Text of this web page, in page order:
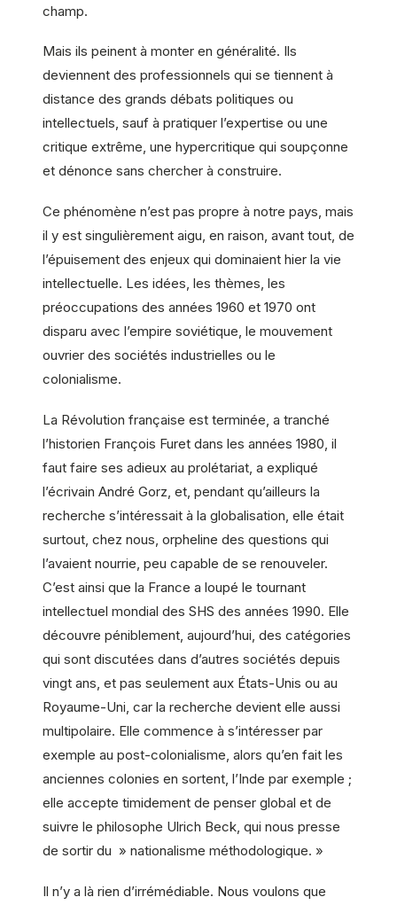
champ.
Mais ils peinent à monter en généralité. Ils
deviennent des professionnels qui se tiennent à
distance des grands débats politiques ou
intellectuels, sauf à pratiquer l’expertise ou une
critique extrême, une hypercritique qui soupçonne
et dénonce sans chercher à construire.
Ce phénomène n’est pas propre à notre pays, mais
il y est singulièrement aigu, en raison, avant tout, de
l’épuisement des enjeux qui dominaient hier la vie
intellectuelle. Les idées, les thèmes, les
préoccupations des années 1960 et 1970 ont
disparu avec l’empire soviétique, le mouvement
ouvrier des sociétés industrielles ou le
colonialisme.
La Révolution française est terminée, a tranché
l’historien François Furet dans les années 1980, il
faut faire ses adieux au prolétariat, a expliqué
l’écrivain André Gorz, et, pendant qu’ailleurs la
recherche s’intéressait à la globalisation, elle était
surtout, chez nous, orpheline des questions qui
l’avaient nourrie, peu capable de se renouveler.
C’est ainsi que la France a loupé le tournant
intellectuel mondial des SHS des années 1990. Elle
découvre péniblement, aujourd’hui, des catégories
qui sont discutées dans d’autres sociétés depuis
vingt ans, et pas seulement aux États-Unis ou au
Royaume-Uni, car la recherche devient elle aussi
multipolaire. Elle commence à s’intéresser par
exemple au post-colonialisme, alors qu’en fait les
anciennes colonies en sortent, l’Inde par exemple ;
elle accepte timidement de penser global et de
suivre le philosophe Ulrich Beck, qui nous presse
de sortir du » nationalisme méthodologique. »
Il n’y a là rien d’irrémédiable. Nous voulons que